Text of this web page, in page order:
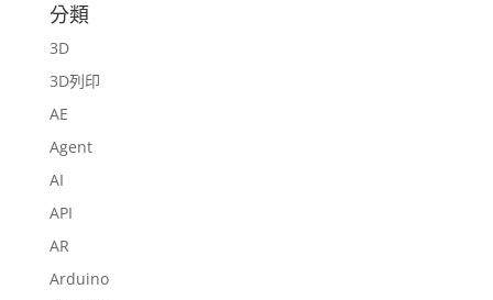
分類
3D
3D列印
AE
Agent
AI
API
AR
Arduino